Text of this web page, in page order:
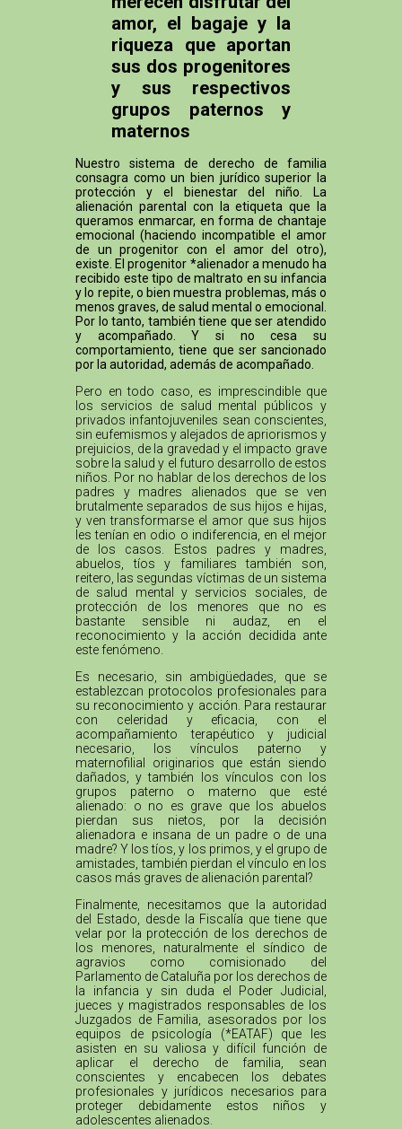
amor, el bagaje y la
riqueza que aportan
sus dos progenitores
y sus respectivos
grupos paternos y
maternos
Nuestro sistema de derecho de familia
consagra como un bien jurídico superior la
protección y el bienestar del niño. La
alienación parental con la etiqueta que la
queramos enmarcar, en forma de chantaje
emocional (haciendo incompatible el amor
de un progenitor con el amor del otro),
existe. El progenitor *alienador a menudo ha
recibido este tipo de maltrato en su infancia
y lo repite, o bien muestra problemas, más o
menos graves, de salud mental o emocional.
Por lo tanto, también tiene que ser atendido
y acompañado. Y si no cesa su
comportamiento, tiene que ser sancionado
por la autoridad, además de acompañado.
Pero en todo caso, es imprescindible que
los servicios de salud mental públicos y
privados infantojuveniles sean conscientes,
sin eufemismos y alejados de apriorismos y
prejuicios, de la gravedad y el impacto grave
sobre la salud y el futuro desarrollo de estos
niños. Por no hablar de los derechos de los
padres y madres alienados que se ven
brutalmente separados de sus hijos e hijas,
y ven transformarse el amor que sus hijos
les tenían en odio o indiferencia, en el mejor
de los casos. Estos padres y madres,
abuelos, tíos y familiares también son,
reitero, las segundas víctimas de un sistema
de salud mental y servicios sociales, de
protección de los menores que no es
bastante sensible ni audaz, en el
reconocimiento y la acción decidida ante
este fenómeno.
Es necesario, sin ambigüedades, que se
establezcan protocolos profesionales para
su reconocimiento y acción. Para restaurar
con celeridad y eficacia, con el
acompañamiento terapéutico y judicial
necesario, los vínculos paterno y
maternofilial originarios que están siendo
dañados, y también los vínculos con los
grupos paterno o materno que esté
alienado: o no es grave que los abuelos
pierdan sus nietos, por la decisión
alienadora e insana de un padre o de una
madre? Y los tíos, y los primos, y el grupo de
amistades, también pierdan el vínculo en los
casos más graves de alienación parental?
Finalmente, necesitamos que la autoridad
del Estado, desde la Fiscalía que tiene que
velar por la protección de los derechos de
los menores, naturalmente el síndico de
agravios como comisionado del
Parlamento de Cataluña por los derechos de
la infancia y sin duda el Poder Judicial,
jueces y magistrados responsables de los
Juzgados de Familia, asesorados por los
equipos de psicología (*EATAF) que les
asisten en su valiosa y difícil función de
aplicar el derecho de familia, sean
conscientes y encabecen los debates
profesionales y jurídicos necesarios para
proteger debidamente estos niños y
adolescentes alienados.